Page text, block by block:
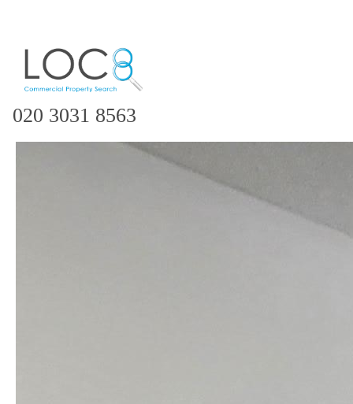
020 3031 8563